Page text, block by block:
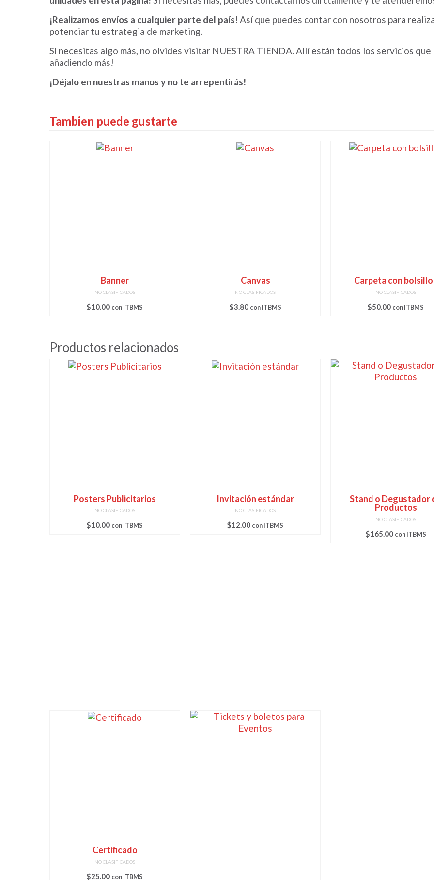
¡Realizamos envíos a cualquier parte del país! Así que puedes contar con nosotros para
potenciar tu estrategia de marketing.
Si necesitas algo más, no olvides visitar NUESTRA TIENDA. Allí están todos los servicios
añadiendo más!
¡Déjalo en nuestras manos y no te arrepentirás!
Tambien puede gustarte
Banner
NO CLASIFICADOS
$10.00 con ITBMS
Canvas
NO CLASIFICADOS
$3.80 con ITBMS
Carpeta con
NO CLASIFICADOS
$50.00 con ITBMS
Productos relacionados
Posters Publicitarios
NO CLASIFICADOS
$10.00 con ITBMS
Invitación estándar
NO CLASIFICADOS
$12.00 con ITBMS
Stand o Degustador
Productos
NO CLASIFICADOS
$165.00 con ITBMS
Certificado
NO CLASIFICADOS
$25.00 con ITBMS